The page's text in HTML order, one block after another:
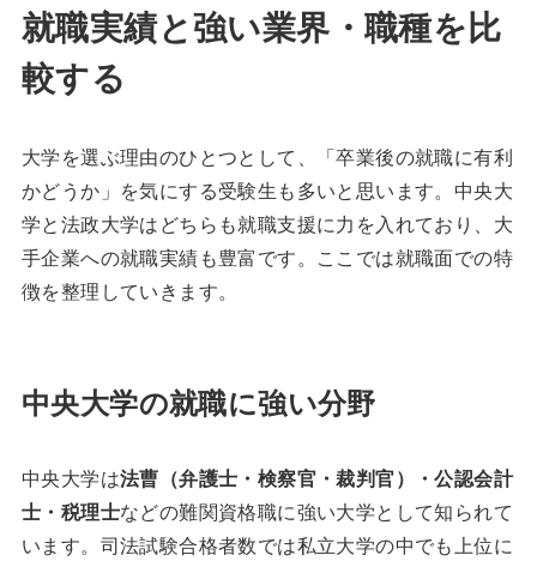
就職実績と強い業界・職種を比
較する
大学を選ぶ理由のひとつとして、「卒業後の就職に有利
かどうか」を気にする受験生も多いと思います。中央大
学と法政大学はどちらも就職支援に力を入れており、大
手企業への就職実績も豊富です。ここでは就職面での特
徴を整理していきます。
中央大学の就職に強い分野
中央大学は法曹（弁護士・検察官・裁判官）・公認会計
士・税理士などの難関資格職に強い大学として知られて
います。司法試験合格者数では私立大学の中でも上位に